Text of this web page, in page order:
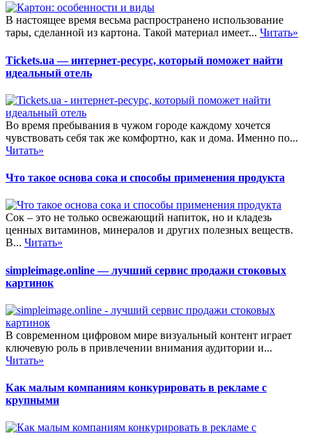
В настоящее время весьма распространено использование
тары, сделанной из картона. Такой материал имеет... Читать»
Tickets.ua — интернет-ресурс, который поможет найти
идеальный отель
Во время пребывания в чужом городе каждому хочется
чувствовать себя так же комфортно, как и дома. Именно по...
Читать»
Что такое основа сока и способы применения продукта
Сок – это не только освежающий напиток, но и кладезь
ценных витаминов, минералов и других полезных веществ.
В... Читать»
simpleimage.online — лучший сервис продажи стоковых
картинок
В современном цифровом мире визуальный контент играет
ключевую роль в привлечении внимания аудитории и...
Читать»
Как малым компаниям конкурировать в рекламе с
крупными